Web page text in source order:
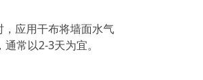
应用干布将墙面水气
常以2-3天为宜。